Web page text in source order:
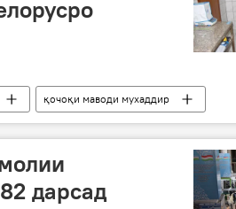
қочоқи маводи мухаддир
дарсад